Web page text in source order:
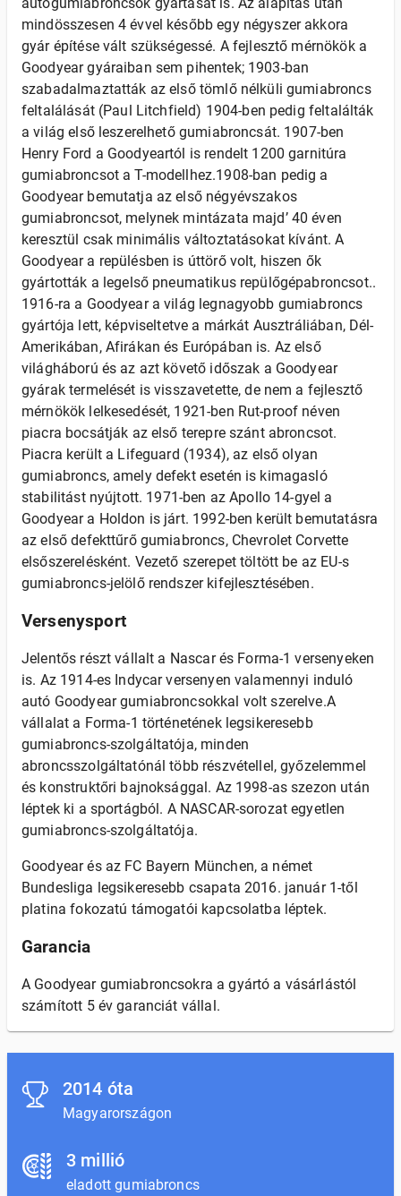
mindösszesen 4 évvel később egy négyszer akkora
gyár építése vált szükségessé. A fejlesztő mérnökök a
Goodyear gyáraiban sem pihentek; 1903-ban
szabadalmaztatták az első tömlő nélküli gumiabroncs
feltalálását (Paul Litchfield) 1904-ben pedig feltalálták
a világ első leszerelhető gumiabroncsát. 1907-ben
Henry Ford a Goodyeartól is rendelt 1200 garnitúra
gumiabroncsot a T-modellhez.1908-ban pedig a
Goodyear bemutatja az első négyévszakos
gumiabroncsot, melynek mintázata majd’ 40 éven
keresztül csak minimális változtatásokat kívánt. A
Goodyear a repülésben is úttörő volt, hiszen ők
gyártották a legelső pneumatikus repülőgépabroncsot..
1916-ra a Goodyear a világ legnagyobb gumiabroncs
gyártója lett, képviseltetve a márkát Ausztráliában, Dél-
Amerikában, Afirákan és Európában is. Az első
világháború és az azt követő időszak a Goodyear
gyárak termelését is visszavetette, de nem a fejlesztő
mérnökök lelkesedését, 1921-ben Rut-proof néven
piacra bocsátják az első terepre szánt abroncsot.
Piacra került a Lifeguard (1934), az első olyan
gumiabroncs, amely defekt esetén is kimagasló
stabilitást nyújtott. 1971-ben az Apollo 14-gyel a
Goodyear a Holdon is járt. 1992-ben került bemutatásra
az első defekttűrő gumiabroncs, Chevrolet Corvette
elsőszerelésként. Vezető szerepet töltött be az EU-s
gumiabroncs-jelölő rendszer kifejlesztésében.
Versenysport
Jelentős részt vállalt a Nascar és Forma-1 versenyeken
is. Az 1914-es Indycar versenyen valamennyi induló
autó Goodyear gumiabroncsokkal volt szerelve.A
vállalat a Forma-1 történetének legsikeresebb
gumiabroncs-szolgáltatója, minden
abroncsszolgáltatónál több részvétellel, győzelemmel
és konstruktőri bajnoksággal. Az 1998-as szezon után
léptek ki a sportágból. A NASCAR-sorozat egyetlen
gumiabroncs-szolgáltatója.
Goodyear és az FC Bayern München, a német
Bundesliga legsikeresebb csapata 2016. január 1-től
platina fokozatú támogatói kapcsolatba léptek.
Garancia
A Goodyear gumiabroncsokra a gyártó a vásárlástól
számított 5 év garanciát vállal.
2014 óta
Magyarországon
3 millió
eladott gumiabroncs